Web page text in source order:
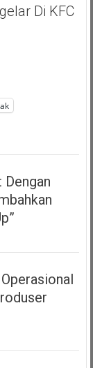
Di KFC